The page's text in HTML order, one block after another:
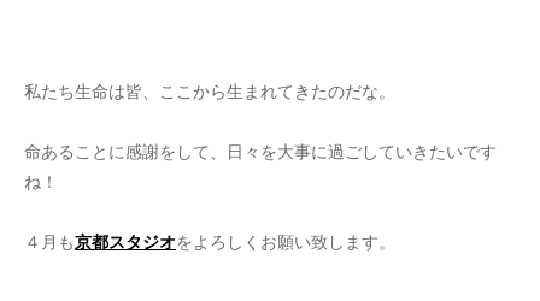
私たち生命は皆、ここから生まれてきたのだな。
命あることに感謝をして、日々を大事に過ごしていきたいです
ね！
４月も京都スタジオをよろしくお願い致します。